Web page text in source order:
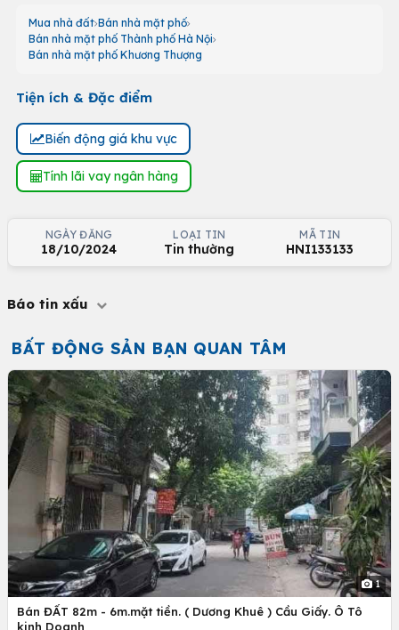
Mua nhà đất Bán nhà mặt phố
Bán nhà mặt phố Thành phố Hà Nội
Bán nhà mặt phố Khương Thượng
Tiện ích & Đặc điểm
Biến động giá khu vực
Tính lãi vay ngân hàng
NGÀY ĐĂNG
18/10/2024
LOẠI TIN
Tin thường
MÃ TIN
HNI133133
Báo tin xấu
BẤT ĐỘNG SẢN BẠN QUAN TÂM
1
Bán ĐẤT 82m - 6m.mặt tiền. ( Dương Khuê ) Cầu Giấy. Ô Tô
kinh Doanh